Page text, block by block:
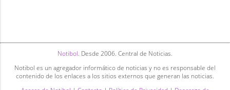
Notibol. Desde 2006. Central de Noticias.
Notibol es un agregador informático de noticias y no es responsable del
contenido de los enlaces a los sitios externos que generan las noticias.